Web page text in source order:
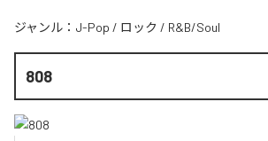
ジャンル： J-Pop / ロック / R&B/Soul
808